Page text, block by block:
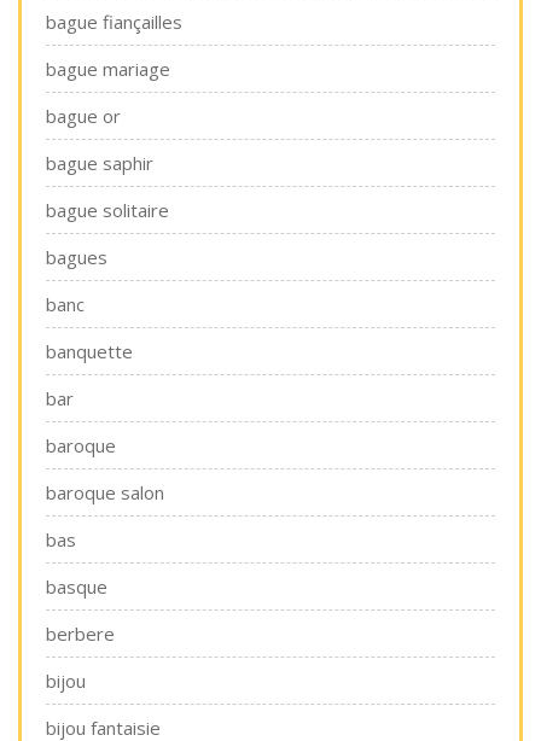
bague fiançailles
bague mariage
bague or
bague saphir
bague solitaire
bagues
banc
banquette
bar
baroque
baroque salon
bas
basque
berbere
bijou
bijou fantaisie